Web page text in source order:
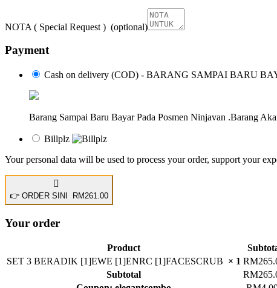
NOTA ( Special Request ) (optional)
Payment
Cash on delivery (COD) - BARANG SAMPAI BARU
Barang Sampai Baru Bayar Pada Posmen Ninjavan .Barang
Billplz
Your personal data will be used to process your order, support your
👉 ORDER SINI RM261.00
Your order
Product
SET 3 BERADIK [1]EWE [1]ENRC [1]FACESCRUB × 1 RM
Subtotal
RM